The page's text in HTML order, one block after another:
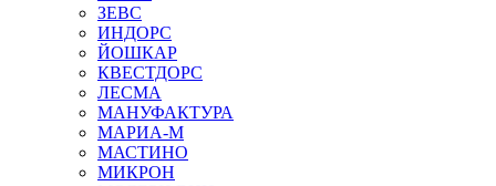
ЗЕВС
ИНДОРС
ЙОШКАР
КВЕСТДОРС
ЛЕСМА
МАНУФАКТУРА
МАРИА-М
МАСТИНО
МИКРОН